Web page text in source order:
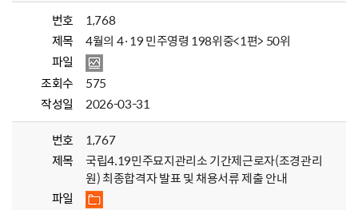
번호
1,768
제목
4월의 4·19 민주영령 198위중<1편> 50위
파일
조회수
575
작성일
2026-03-31
번호
1,767
제목
국립4.19민주묘지관리소 기간제근로자(조경관리
원) 최종합격자 발표 및 채용서류 제출 안내
파일